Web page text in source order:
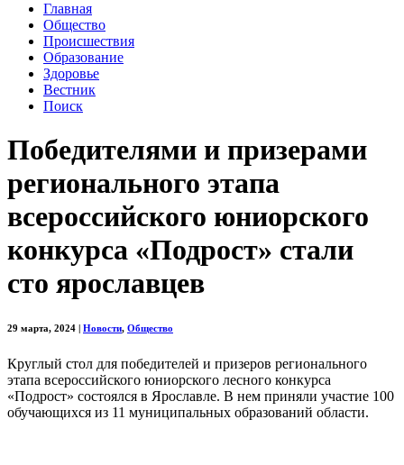
Главная
Общество
Происшествия
Образование
Здоровье
Вестник
Поиск
Победителями и призерами
регионального этапа
всероссийского юниорского
конкурса «Подрост» стали
сто ярославцев
29 марта, 2024 Новости, Общество
Круглый стол для победителей и призеров регионального
этапа всероссийского юниорского лесного конкурса
«Подрост» состоялся в Ярославле. В нем приняли участие 100
обучающихся из 11 муниципальных образований области.